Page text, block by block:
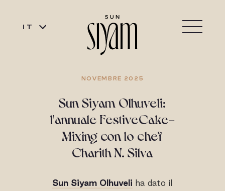
IT
NOVEMBRE 2025
Sun Siyam Olhuveli:
l'annuale FestiveCake-
Mixing con lo chef
Charith N. Silva
Sun Siyam Olhuveli ha dato il